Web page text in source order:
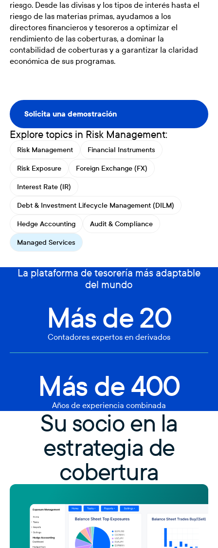
riesgo. Desde las divisas y los tipos de interés hasta el
riesgo de las materias primas, ayudamos a los
directores financieros y tesoreros a optimizar el
rendimiento de las coberturas, a dominar la
contabilidad de coberturas y a garantizar la claridad
económica de sus programas.
Solicita una demostración
Solicita una demostración
Explore topics in Risk Management:
Risk Management Financial Instruments
Risk Exposure Foreign Exchange (FX)
Interest Rate (IR)
Debt & Investment Lifecycle Management (DILM)
Hedge Accounting Audit & Compliance
Managed Services
La plataforma de tesorería más adaptable
del mundo
Más de 20
Contadores expertos en derivados
Más de 400
Años de experiencia combinada
Su socio en la
estrategia de
cobertura